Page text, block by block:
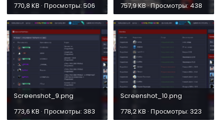
770,8 KB · Просмотры: 506
757,9 KB · Просмотры: 438
Screenshot_9.png
773,6 KB · Просмотры: 383
Screenshot_10.png
778,2 KB · Просмотры: 323